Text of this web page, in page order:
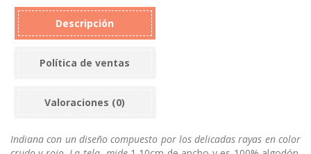
Descripción
Política de ventas
Valoraciones (0)
Indiana con un diseño compuesto por los delicadas rayas en color